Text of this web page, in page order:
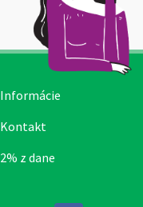
Informácie
Kontakt
2% z dane